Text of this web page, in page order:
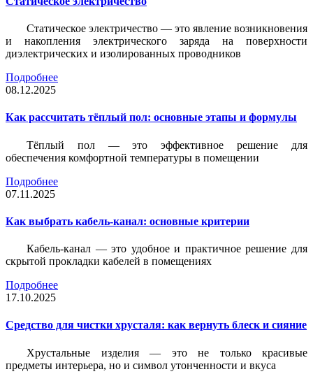
Статическое электричество — это явление возникновения
и накопления электрического заряда на поверхности
диэлектрических и изолированных проводников
Подробнее
08.12.2025
Как рассчитать тёплый пол: основные этапы и формулы
Тёплый пол — это эффективное решение для
обеспечения комфортной температуры в помещении
Подробнее
07.11.2025
Как выбрать кабель-канал: основные критерии
Кабель-канал — это удобное и практичное решение для
скрытой прокладки кабелей в помещениях
Подробнее
17.10.2025
Средство для чистки хрусталя: как вернуть блеск и сияние
Хрустальные изделия — это не только красивые
предметы интерьера, но и символ утонченности и вкуса